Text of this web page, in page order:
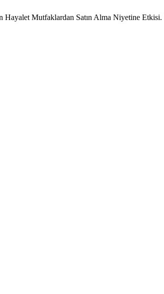
Hayalet Mutfaklardan Satın Alma Niyetine Etkisi.